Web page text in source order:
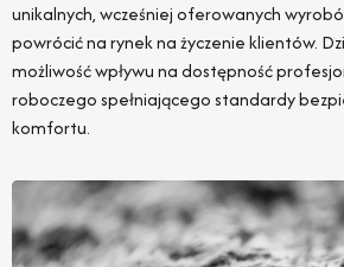
unikalnych, wcześniej oferowanych
powrócić na rynek na życzenie klientów.
możliwość wpływu na dostępność
roboczego spełniającego standardy
komfortu.